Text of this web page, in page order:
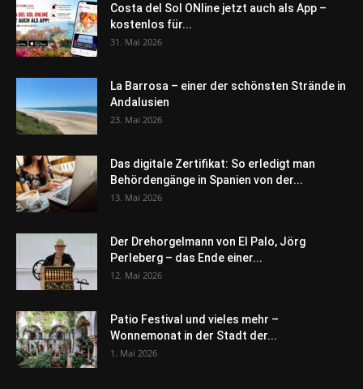
Costa del Sol ONline jetzt auch als App –
kostenlos für...
31. Mai 2026
La Barrosa – einer der schönsten Strände in
Andalusien
23. Mai 2026
Das digitale Zertifikat: So erledigt man
Behördengänge in Spanien von der...
13. Mai 2026
Der Drehorgelmann von El Palo, Jörg
Perleberg – das Ende einer...
12. Mai 2026
Patio Festival und vieles mehr –
Wonnemonat in der Stadt der...
1. Mai 2026